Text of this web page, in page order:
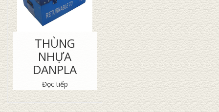
THÙNG
NHỰA
DANPLA
Đọc tiếp